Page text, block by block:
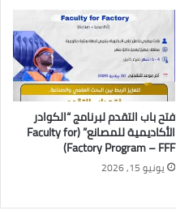
فتح باب التقدم لبرنامج “الكوادر
الأكاديمية للمصانع” (Faculty for
Factory Program – FFF)
يونيو 15, 2026